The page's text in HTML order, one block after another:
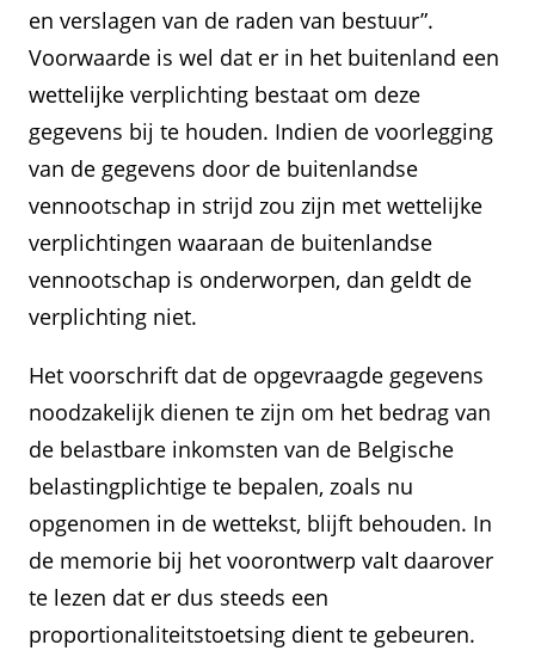
en verslagen van de raden van bestuur”.
Voorwaarde is wel dat er in het buitenland een
wettelijke verplichting bestaat om deze
gegevens bij te houden. Indien de voorlegging
van de gegevens door de buitenlandse
vennootschap in strijd zou zijn met wettelijke
verplichtingen waaraan de buitenlandse
vennootschap is onderworpen, dan geldt de
verplichting niet.
Het voorschrift dat de opgevraagde gegevens
noodzakelijk dienen te zijn om het bedrag van
de belastbare inkomsten van de Belgische
belastingplichtige te bepalen, zoals nu
opgenomen in de wettekst, blijft behouden. In
de memorie bij het voorontwerp valt daarover
te lezen dat er dus steeds een
proportionaliteitstoetsing dient te gebeuren.